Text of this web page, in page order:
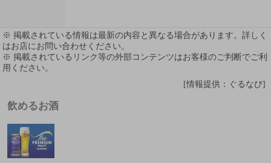
※ 掲載されている情報は最新の内容と異なる場合があります。詳しく
はお店にお問い合わせください。
※ 掲載されているリンク等の外部コンテンツはお客様のご判断でご利
用ください。
[情報提供：ぐるなび]
飲めるお酒